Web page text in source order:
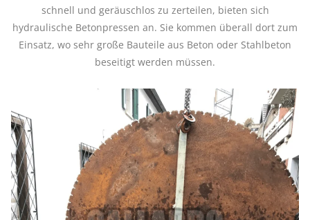
schnell und geräuschlos zu zerteilen, bieten sich
hydraulische Betonpressen an. Sie kommen überall dort zum
Einsatz, wo sehr große Bauteile aus Beton oder Stahlbeton
beseitigt werden müssen.